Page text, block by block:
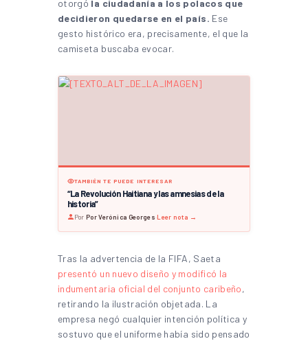
otorgó la ciudadanía a los polacos que
decidieron quedarse en el país. Ese
gesto histórico era, precisamente, el que la
camiseta buscaba evocar.
TAMBIÉN TE PUEDE INTERESAR
“La Revolución Haitiana y las amnesias de la
historia”
Por Por Verónica Georges ·Leer nota →
Tras la advertencia de la FIFA, Saeta
presentó un nuevo diseño y modificó la
indumentaria oficial del conjunto caribeño,
retirando la ilustración objetada. La
empresa negó cualquier intención política y
sostuvo que el uniforme había sido pensado